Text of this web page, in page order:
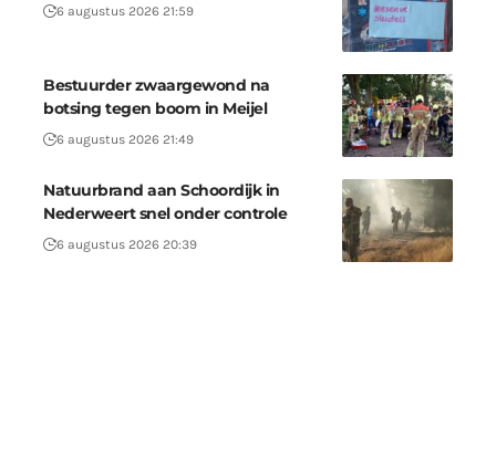
6 augustus 2026 21:59
Bestuurder zwaargewond na
botsing tegen boom in Meijel
6 augustus 2026 21:49
Natuurbrand aan Schoordijk in
Nederweert snel onder controle
6 augustus 2026 20:39